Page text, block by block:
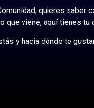
quieres saber
que viene, aquí tienes tu
y hacia dónde te